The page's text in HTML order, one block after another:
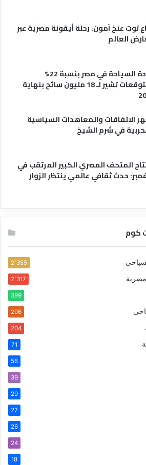
توت عنخ آمون: رحلة أيقونة مصرية عبر
العالم
زيادة السياحة في مصر بنسبة 22%
والتوقعات تشير لـ 18 مليون سائح بنهاية
الاتفاقات والمعاهدات السياسية
في شرم الشيخ
المتحف المصري الكبير المرتقب في
حدث ثقافي عالمي ينتظر الزوار
كوم
2٬355
2٬317
399
206
204
71
56
39
29
27
26
24
18